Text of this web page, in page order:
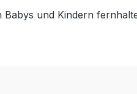
und Kindern